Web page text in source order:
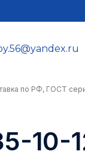
по РФ, ГОСТ
10-